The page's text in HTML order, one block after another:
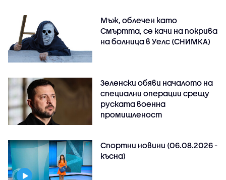
Мъж, облечен като
Смъртта, се качи на покрива
на болница в Уелс (СНИМКА)
Зеленски обяви началото на
специални операции срещу
руската военна
промишленост
Спортни новини (06.08.2026 -
късна)